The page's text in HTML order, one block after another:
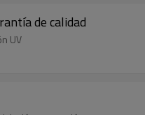
de calidad
UV